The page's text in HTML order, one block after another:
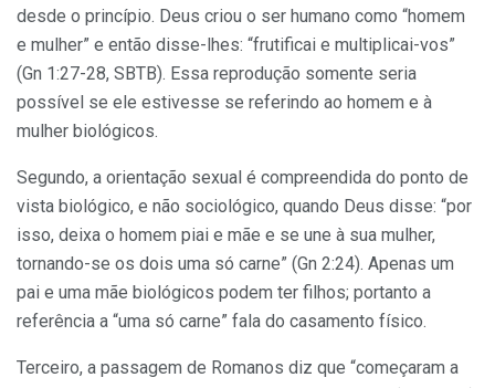
desde o princípio. Deus criou o ser humano como “homem
e mulher” e então disse-lhes: “frutificai e multiplicai-vos”
(Gn 1:27-28, SBTB). Essa reprodução somente seria
possível se ele estivesse se referindo ao homem e à
mulher biológicos.
Segundo, a orientação sexual é compreendida do ponto de
vista biológico, e não sociológico, quando Deus disse: “por
isso, deixa o homem piai e mãe e se une à sua mulher,
tornando-se os dois uma só carne” (Gn 2:24). Apenas um
pai e uma mãe biológicos podem ter filhos; portanto a
referência a “uma só carne” fala do casamento físico.
Terceiro, a passagem de Romanos diz que “começaram a